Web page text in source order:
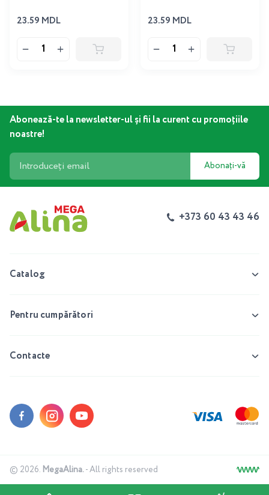
23.59 MDL 23.59 MDL
Abonează-te la newsletter-ul și fii la curent cu promoțiile
noastre!
Abonați-vă
+373 60 43 43 46
Catalog
Pentru cumpărători
Contacte
© 2026. MegaAlina.- All rights reserved